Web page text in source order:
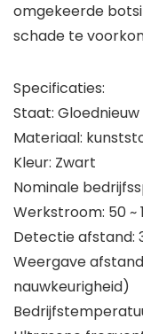
omgekeerde
schade te
Specificaties:
Staat: Gloednieuw
Materiaal:
Kleur: Zwart
Nominale
Werkstroom: 50 ~
Detectie afstand:
Weergave
nauwkeurigheid)